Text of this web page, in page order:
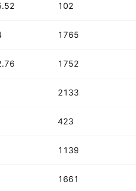
102
T
1765
1752
T
2133
423
1139
1661